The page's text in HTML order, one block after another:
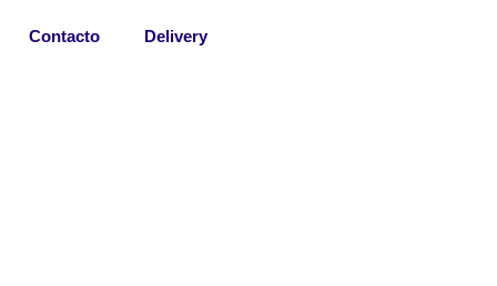
Contacto Delivery